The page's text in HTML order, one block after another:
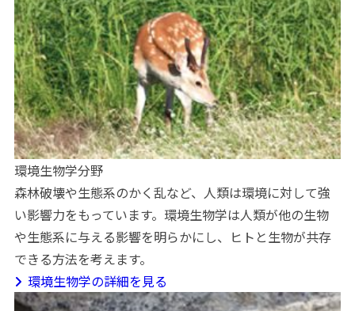
環境生物学分野
森林破壊や生態系のかく乱など、人類は環境に対して強
い影響力をもっています。環境生物学は人類が他の生物
や生態系に与える影響を明らかにし、ヒトと生物が共存
できる方法を考えます。
環境生物学の詳細を見る